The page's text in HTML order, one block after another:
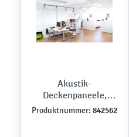
Akustik-
Deckenpaneele,
Ecophon Master F -
Produktnummer: 842562